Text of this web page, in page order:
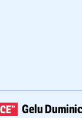
Gelu